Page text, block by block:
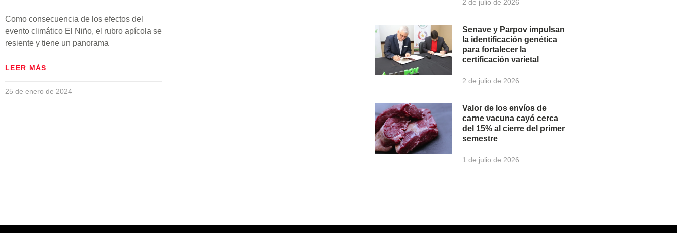
Como consecuencia de los efectos del
evento climático El Niño, el rubro apícola se
resiente y tiene un panorama
LEER MÁS
25 de enero de 2024
2 de julio de 2026
Senave y Parpov impulsan
la identificación genética
para fortalecer la
certificación varietal
2 de julio de 2026
Valor de los envíos de
carne vacuna cayó cerca
del 15% al cierre del primer
semestre
1 de julio de 2026